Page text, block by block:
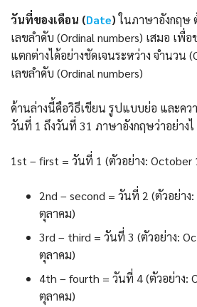
วันที่ของเดือน (Date)ในภาษาอังกฤษ
เลขลำดับ (Ordinal numbers) เสมอ เพื่
แตกต่างได้อย่างชัดเจนระหว่าง จำนวน
เลขลำดับ (Ordinal numbers)
ด้านล่างนี้คือวิธีเขียน รูปแบบย่อ และค
วันที่ 1 ถึงวันที่ 31 ภาษาอังกฤษว่าอย่างไ
1st – first = วันที่ 1 (ตัวอย่าง:
2nd – second = วันที่ 2 (ตัวอย่า
ตุลาคม)
3rd – third = วันที่ 3 (ตัวอย่าง:
ตุลาคม)
4th – fourth = วันที่ 4 (ตัวอย่าง
ตุลาคม)